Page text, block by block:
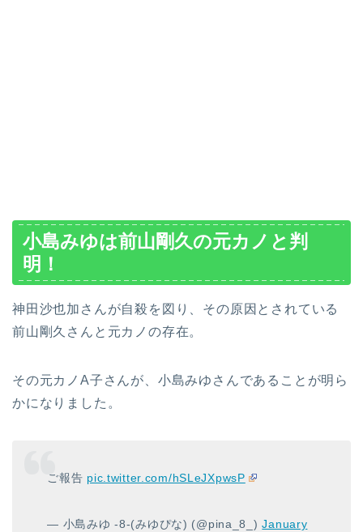
小島みゆは前山剛久の元カノと判
明！
神田沙也加さんが自殺を図り、その原因とされている
前山剛久さんと元カノの存在。
その元カノA子さんが、小島みゆさんであることが明ら
かになりました。
ご報告 pic.twitter.com/hSLeJXpwsP
— 小島みゆ -8-(みゆぴな) (@pina_8_)January